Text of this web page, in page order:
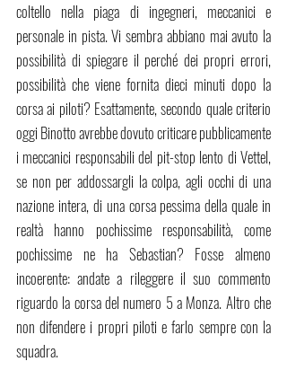
coltello nella piaga di ingegneri, meccanici e
personale in pista. Vi sembra abbiano mai avuto la
possibilità di spiegare il perché dei propri errori,
possibilità che viene fornita dieci minuti dopo la
corsa ai piloti? Esattamente, secondo quale criterio
oggi Binotto avrebbe dovuto criticare pubblicamente
i meccanici responsabili del pit-stop lento di Vettel,
se non per addossargli la colpa, agli occhi di una
nazione intera, di una corsa pessima della quale in
realtà hanno pochissime responsabilità, come
pochissime ne ha Sebastian? Fosse almeno
incoerente: andate a rileggere il suo commento
riguardo la corsa del numero 5 a Monza. Altro che
non difendere i propri piloti e farlo sempre con la
squadra.